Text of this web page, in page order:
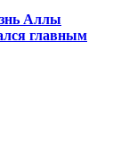
Аллы
главным